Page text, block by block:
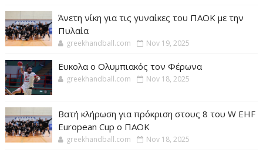
Άνετη νίκη για τις γυναίκες του ΠΑΟΚ με την
Πυλαία
greekhandball.com Nov 19, 2025
Ευκολα ο Ολυμπιακός τον Φέρωνα
greekhandball.com Nov 18, 2025
Βατή κλήρωση για πρόκριση στους 8 του W EHF
European Cup ο ΠΑΟΚ
greekhandball.com Nov 18, 2025